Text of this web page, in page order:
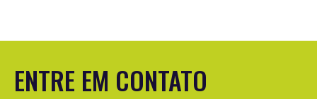
ENTRE EM CONTATO